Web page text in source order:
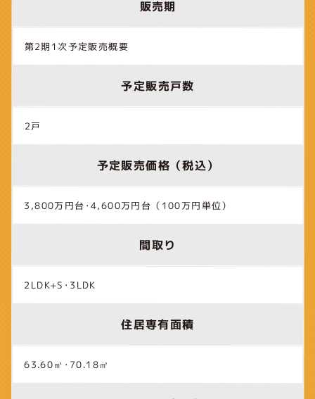
販売期
第2期1次予定販売概要
予定販売戸数
2戸
予定販売価格（税込）
3,800万円台･4,600万円台（100万円単位）
間取り
2LDK+S･3LDK
住居専有面積
63.60㎡･70.18㎡